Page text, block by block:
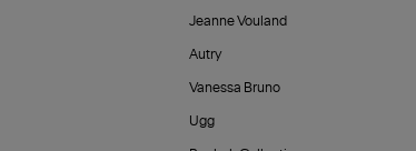
Jeanne Vouland
Autry
Vanessa Bruno
Ugg